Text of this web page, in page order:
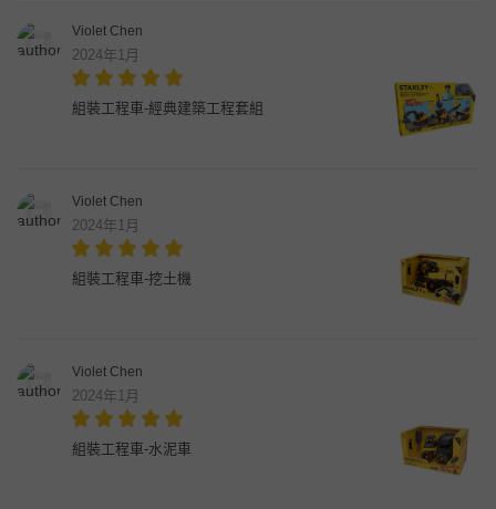
Violet Chen
2024年1月
組裝工程車-經典建築工程套組
Violet Chen
2024年1月
組裝工程車-挖土機
Violet Chen
2024年1月
組裝工程車-水泥車